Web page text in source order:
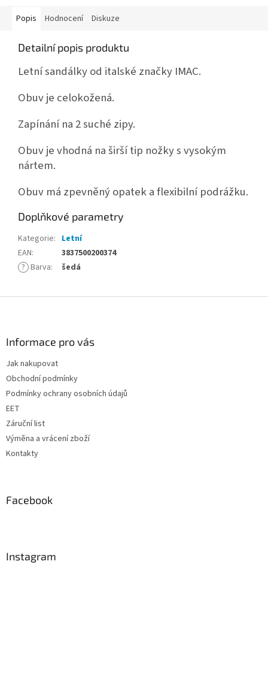
Popis Hodnocení Diskuze
Detailní popis produktu
Letní sandálky od italské značky IMAC.
Obuv je celokožená.
Zapínání na 2 suché zipy.
Obuv je vhodná na širší tip nožky s vysokým
nártem.
Obuv má zpevněný opatek a flexibilní podrážku.
Doplňkové parametry
Kategorie: Letní
EAN:
3837500200374
? Barva: šedá
Informace pro vás
Jak nakupovat
Obchodní podmínky
Podmínky ochrany osobních údajů
EET
Záruční list
Výměna a vrácení zboží
Kontakty
Facebook
Instagram